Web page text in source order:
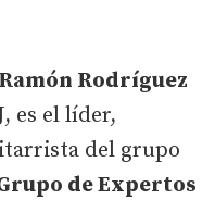
Rodríguez
es el líder,
del grupo
de Expertos